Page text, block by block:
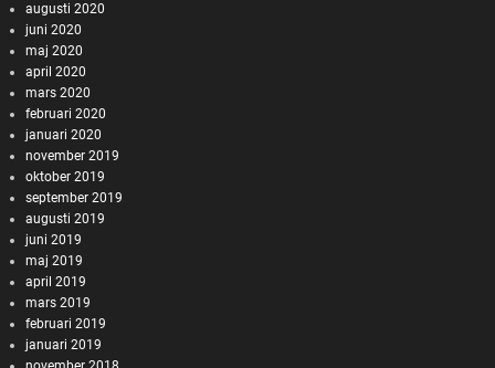
augusti 2020
juni 2020
maj 2020
april 2020
mars 2020
februari 2020
januari 2020
november 2019
oktober 2019
september 2019
augusti 2019
juni 2019
maj 2019
april 2019
mars 2019
februari 2019
januari 2019